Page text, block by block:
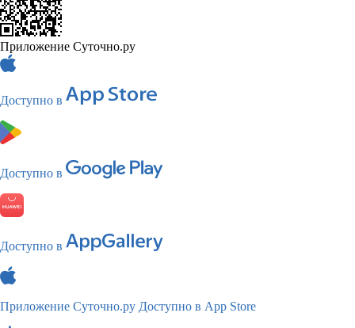
Приложение Суточно.ру
Доступно в
Доступно в
Доступно в
Приложение Суточно.ру Доступно в App Store